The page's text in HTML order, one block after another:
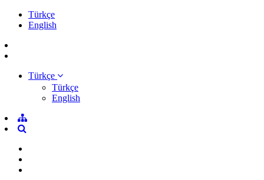
Türkçe
English
Türkçe
Türkçe
English